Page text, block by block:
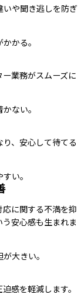
や聞き逃しを防ぎ
かる。
業務がスムーズに
ない。
、安心して待てる
い。
に関する不満を抑
安心感も生まれま
大きい。
感を軽減します。